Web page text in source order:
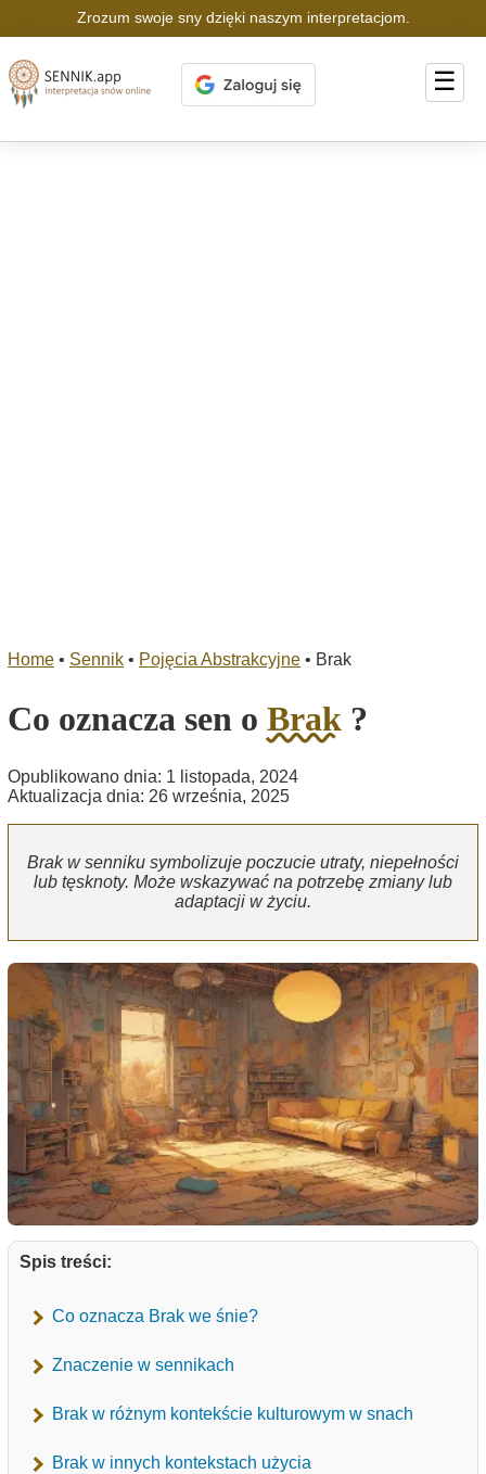
Zrozum swoje sny dzięki naszym interpretacjom.
☰
Home • Sennik • Pojęcia Abstrakcyjne • Brak
Co oznacza sen o Brak ?
Opublikowano dnia: 1 listopada, 2024
Aktualizacja dnia: 26 września, 2025
Brak w senniku symbolizuje poczucie utraty, niepełności
lub tęsknoty. Może wskazywać na potrzebę zmiany lub
adaptacji w życiu.
Spis treści:
Co oznacza Brak we śnie?
Znaczenie w sennikach
Brak w różnym kontekście kulturowym w snach
Brak w innych kontekstach użycia